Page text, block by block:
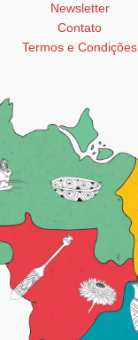
Newsletter
Contato
Termos e Condições